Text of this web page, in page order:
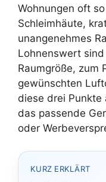
Wohnungen oft
Schleimhäute,
unangenehmes
Lohnenswert
Raumgröße, zum
gewünschten
diese drei
das passende
oder
KURZ ERKLÄRT